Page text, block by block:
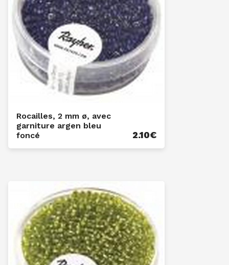
Rocailles, 2 mm ø, avec
garniture argen bleu
foncé
2.10€